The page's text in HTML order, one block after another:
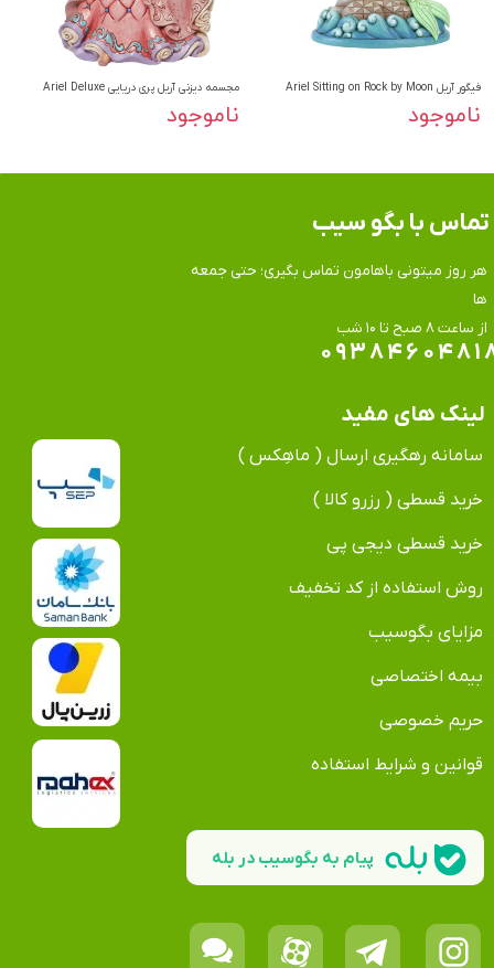
فیگور آریل Ariel Sitting on Rock by Moon
ناموجود
مجسمه دیزنی آریل پری دریایی Ariel Deluxe
ناموجود
هر روز میتونی باهامون تماس بگیری؛ حتی جمعه
ها
​​​​​​​از ساعت ۸ صبح تا ۱۰ شب
تماس​​​​​​​ با بگو سیب
لینک های مفید
سامانه رهگیری ارسال ( ماهِکس )
خرید قسطی ( رزرو کالا )
خرید قسطی دیجی پی
روش استفاده از کد تخفیف
مزایای بگوسیب
بیمه اختصاصی
حریم خصوصی
قوانین و شرایط استفاده
پیام به بگوسیب در بله